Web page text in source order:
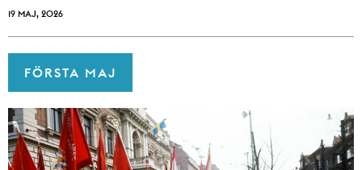
19 MAJ, 2026
FÖRSTA MAJ